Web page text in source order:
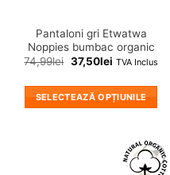
Pantaloni gri Etwatwa
Noppies bumbac organic
74,99lei 37,50lei TVA Inclus
SELECTEAZĂ OPȚIUNILE